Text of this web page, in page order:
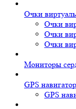
Очки
Очки
Очки
Очки
Мониторы
GPS
GPS